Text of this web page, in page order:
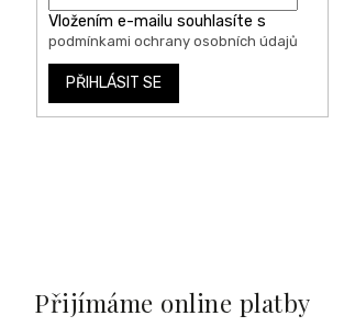
Vložením e-mailu souhlasíte s
podmínkami ochrany osobních údajů
PŘIHLÁSIT SE
Přijímáme online platby